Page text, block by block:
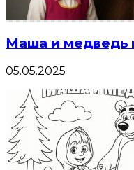
Маша и медведь
05.05.2025